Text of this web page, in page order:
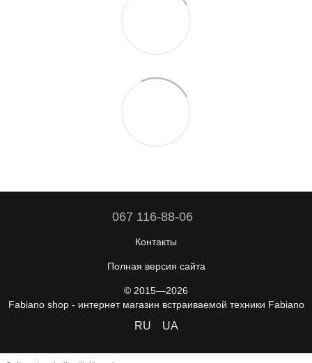
067 116-88-06
Контакты
Полная версия сайта
© 2015—2026
Fabiano shop - интернет магазин встраиваемой техники Fabiano
RU UA